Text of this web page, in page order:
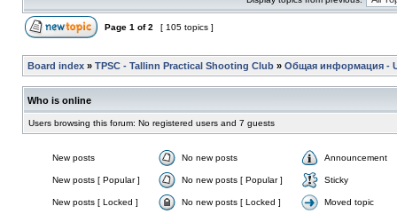
Page 1 of2 [ 105 topics ]
Board index » TPSC - Tallinn Practical Shooting Club » Общая информация -
Who is online
Users browsing this forum: No registered users and 7 guests
New posts No new posts Announcement
New posts [ Popular ] No new posts [ Popular ] Sticky
New posts [ Locked ] No new posts [ Locked ] Moved topic